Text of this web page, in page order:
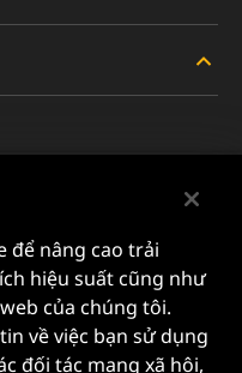
(S.E.A.) PTE
để nâng cao trải
hiệu suất cũng như
của chúng tôi.
về việc bạn sử dụng
đối tác mạng xã hội,